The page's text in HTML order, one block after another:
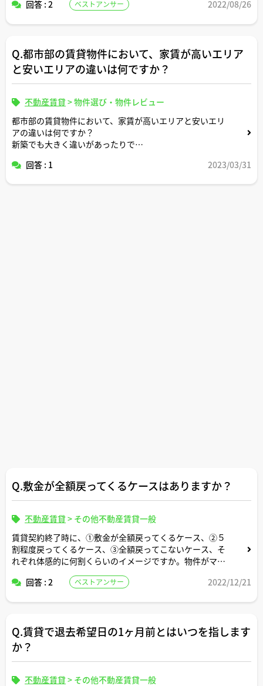
ですが、必要であればしようと思います。
回答 : 2 ベストアンサー 2022/08/26
Q.都市部の賃貸物件において、家賃が高いエリア
と安いエリアの違いは何ですか？
不動産賃貸 >物件選び・物件レビュー
都市部の賃貸物件において、家賃が高いエリアと安いエリ
アの違いは何ですか？
新築でも大きく違いがあったりで
回答 : 1 2023/03/31
Q.敷金が全額戻ってくるケースはありますか？
不動産賃貸 > その他不動産賃貸一般
賃貸契約終了時に、①敷金が全額戻ってくるケース、②５
割程度戻ってくるケース、③全額戻ってこないケース、そ
れぞれ体感的に何割くらいのイメージですか。物件がマン
回答 : 2
ベストアンサー 2022/12/21
Q.賃貸で退去希望日の1ヶ月前とはいつを指します
か？
不動産賃貸 > その他不動産賃貸一般